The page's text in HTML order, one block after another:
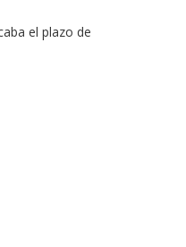
el plazo de